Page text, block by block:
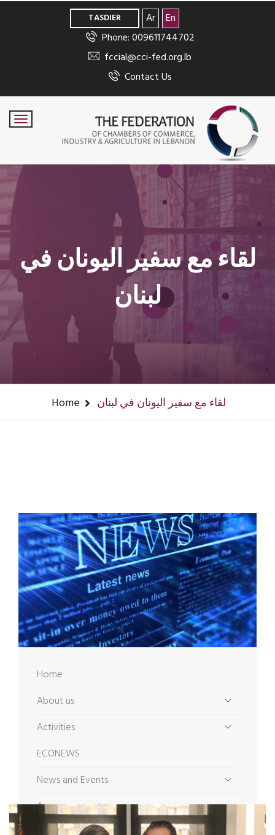
TASDIER Ar
En
Phone: 009611744702
fccial@cci-fed.org.lb
Contact Us
لقاء مع سفير اليونان في
لبنان
Home لقاء مع سفير اليونان في لبنان
Home
About us
Activities
ECONEWS
News and Events
Announcements